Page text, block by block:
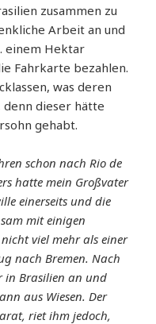
zusammen zu
Arbeit an und
einem Hektar
Fahrkarte bezahlen.
was deren
denn dieser hätte
gehabt.
schon nach Rio de
hatte mein Großvater
einerseits und die
mit einigen
viel mehr als einer
nach Bremen. Nach
in Brasilien an und
aus Wiesen. Der
riet ihm jedoch,